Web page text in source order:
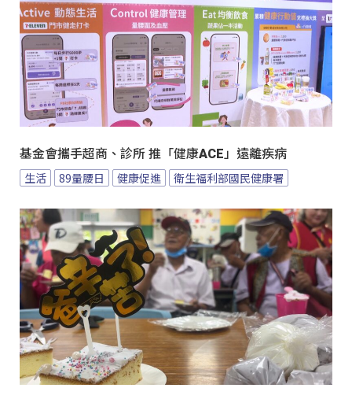
基金會攜手超商、診所 推「健康ACE」遠離疾病
生活 89量腰日 健康促進 衛生福利部國民健康署